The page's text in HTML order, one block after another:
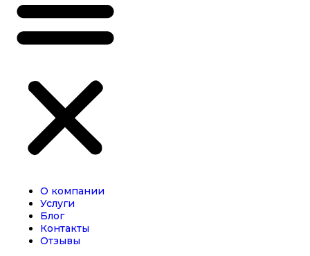
О компании
Услуги
Блог
Контакты
Отзывы